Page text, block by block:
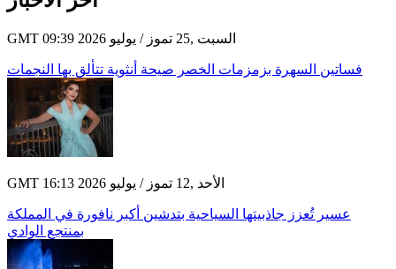
GMT 09:39 2026 السبت ,25 تموز / يوليو
فساتين السهرة بزمزمات الخصر صيحة أنثوية تتألق بها النجمات
GMT 16:13 2026 الأحد ,12 تموز / يوليو
عسير تُعزز جاذبيتها السياحية بتدشين أكبر نافورة في المملكة
بمنتجع الوادي